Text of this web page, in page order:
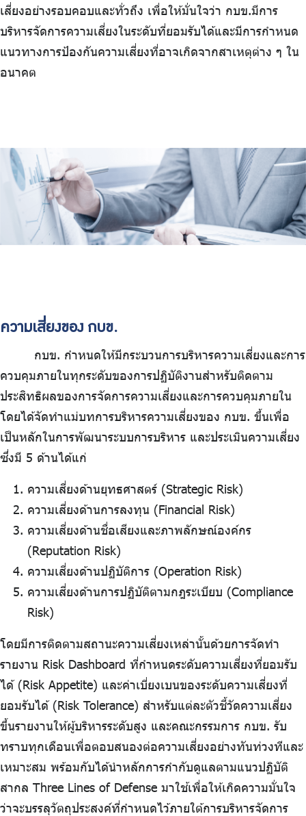
เสี่ยงอย่างรอบคอบและทั่วถึง เพื่อให้มั่นใจว่า กบข.มีการ
บริหารจัดการความเสี่ยงในระดับที่ยอมรับได้และมีการกำหนด
แนวทางการป้องกันความเสี่ยงที่อาจเกิดจากสาเหตุต่าง ๆ ใน
อนาคต
ความเสี่ยงของ กบข.
กบข. กำหนดให้มีกระบวนการบริหารความเสี่ยงและการ
ควบคุมภายในทุกระดับของการปฏิบัติงานสำหรับติดตาม
ประสิทธิผลของการจัดการความเสี่ยงและการควบคุมภายใน
โดยได้จัดทำแม่บทการบริหารความเสี่ยงของ กบข. ขึ้นเพื่อ
เป็นหลักในการพัฒนาระบบการบริหาร และประเมินความเสี่ยง
ซึ่งมี 5 ด้านได้แก่
ความเสี่ยงด้านยุทธศาสตร์ (Strategic Risk)
ความเสี่ยงด้านการลงทุน (Financial Risk)
ความเสี่ยงด้านชื่อเสียงและภาพลักษณ์องค์กร
(Reputation Risk)
ความเสี่ยงด้านปฏิบัติการ (Operation Risk)
ความเสี่ยงด้านการปฏิบัติตามกฎระเบียบ (Compliance
Risk)
โดยมีการติดตามสถานะความเสี่ยงเหล่านั้นด้วยการจัดทำ
รายงาน Risk Dashboard ที่กำหนดระดับความเสี่ยงที่ยอมรับ
ได้ (Risk Appetite) และค่าเบี่ยงเบนของระดับความเสี่ยงที่
ยอมรับได้ (Risk Tolerance) สำหรับแต่ละตัวชี้วัดความเสี่ยง
ขึ้นรายงานให้ผู้บริหารระดับสูง และคณะกรรมการ กบข. รับ
ทราบทุกเดือนเพื่อตอบสนองต่อความเสี่ยงอย่างทันท่วงทีและ
เหมาะสม พร้อมกับได้นำหลักการกำกับดูแลตามแนวปฏิบัติ
สากล Three Lines of Defense มาใช้เพื่อให้เกิดความมั่นใจ
ว่าจะบรรลุวัตถุประสงค์ที่กำหนดไว้ภายใต้การบริหารจัดการ